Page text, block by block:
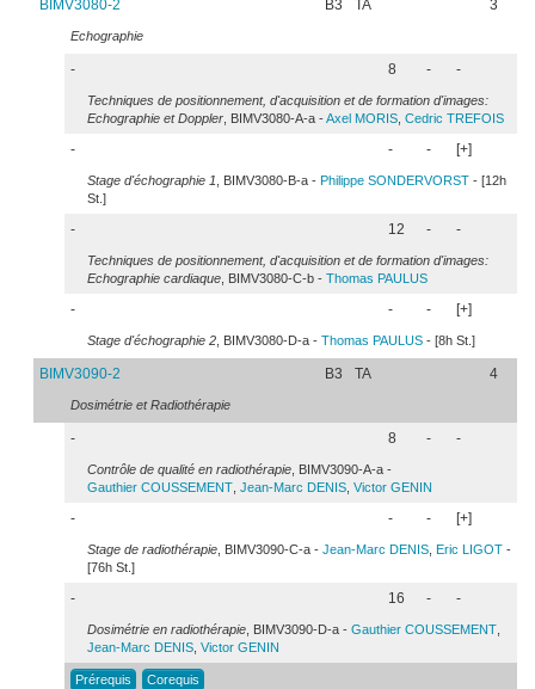
BIMV3080-2 B3 TA 3
Echographie
- 8 - -
Techniques de positionnement, d'acquisition et de formation d'images:
Echographie et Doppler , BIMV3080-A-a -Axel MORIS Cedric TREFOIS
- - - [+]
Stage d'échographie 1 , BIMV3080-B-a - Philippe SONDERVORST - [12h
St.]
- 12 - -
Techniques de positionnement, d'acquisition et de formation d'images:
Echographie cardiaque , BIMV3080-C-b - Thomas PAULUS
- - - [+]
Stage d'échographie 2 , BIMV3080-D-a - Thomas PAULUS - [8h St.]
BIMV3090-2 B3 TA 4
Dosimétrie et Radiothérapie
- 8 - -
Contrôle de qualité en radiothérapie , BIMV3090-A-a -
Gauthier COUSSEMENT Jean-Marc DENIS Victor GENIN
- - - [+]
Stage de radiothérapie , BIMV3090-C-a - Jean-Marc DENIS Eric LIGOT -
[76h St.]
- 16 - -
Dosimétrie en radiothérapie , BIMV3090-D-a - Gauthier COUSSEMENT
Jean-Marc DENIS Victor GENIN
Prérequis Corequis